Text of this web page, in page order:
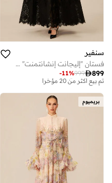
سنفير
فستان "إليجانت إنشانتمنت" ماكسي من الدانتيل باللون الأسود وبنقشة البولكا دوت
899
999
-11%
توصيل مجاني
توصيل مجاني
تم بيع أكثر من 20 مؤخرا
بريميوم